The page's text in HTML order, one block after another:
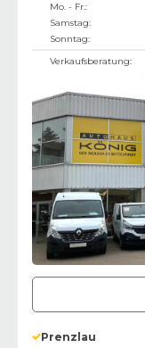
Mo. - Fr.:
Samstag:
Sonntag:
Verkaufsberatung:
Prenzlau